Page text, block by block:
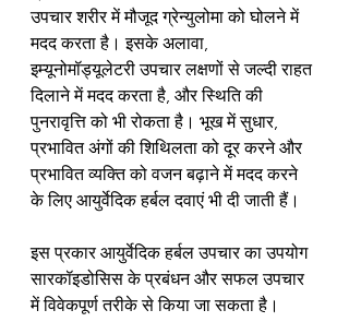
उपचार शरीर में मौजूद ग्रेन्युलोमा को घोलने में
मदद करता है। इसके अलावा,
इम्यूनोमॉड्यूलेटरी उपचार लक्षणों से जल्दी राहत
दिलाने में मदद करता है, और स्थिति की
पुनरावृत्ति को भी रोकता है। भूख में सुधार,
प्रभावित अंगों की शिथिलता को दूर करने और
प्रभावित व्यक्ति को वजन बढ़ाने में मदद करने
के लिए आयुर्वेदिक हर्बल दवाएं भी दी जाती हैं।
इस प्रकार आयुर्वेदिक हर्बल उपचार का उपयोग
सारकॉइडोसिस के प्रबंधन और सफल उपचार
में विवेकपूर्ण तरीके से किया जा सकता है।